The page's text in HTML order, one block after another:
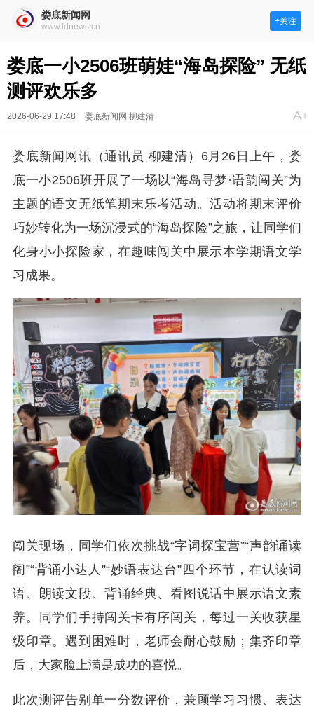
娄底新闻网
www.ldnews.cn
+关注
娄底一小2506班萌娃“海岛探险” 无纸
测评欢乐多
2026-06-29 17:48 娄底新闻网 柳建清
娄底新闻网讯（通讯员 柳建清）6月26日上午，娄
底一小2506班开展了一场以“海岛寻梦·语韵闯关”为
主题的语文无纸笔期末乐考活动。活动将期末评价
巧妙转化为一场沉浸式的“海岛探险”之旅，让同学们
化身小小探险家，在趣味闯关中展示本学期语文学
习成果。
闯关现场，同学们依次挑战“字词探宝营”“声韵诵读
阁”“背诵小达人”“妙语表达台”四个环节，在认读词
语、朗读文段、背诵经典、看图说话中展示语文素
养。同学们手持闯关卡有序闯关，每过一关收获星
级印章。遇到困难时，老师会耐心鼓励；集齐印章
后，大家脸上满是成功的喜悦。
此次测评告别单一分数评价，兼顾学习习惯、表达